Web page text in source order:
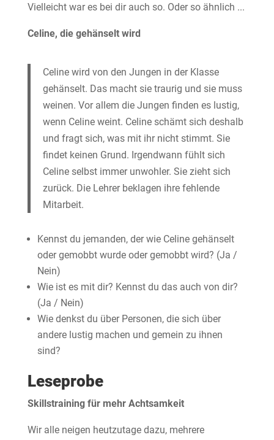
Vielleicht war es bei dir auch so. Oder so ähnlich ...
Celine, die gehänselt wird
Celine wird von den Jungen in der Klasse
gehänselt. Das macht sie traurig und sie muss
weinen. Vor allem die Jungen finden es lustig,
wenn Celine weint. Celine schämt sich deshalb
und fragt sich, was mit ihr nicht stimmt. Sie
findet keinen Grund. Irgendwann fühlt sich
Celine selbst immer unwohler. Sie zieht sich
zurück. Die Lehrer beklagen ihre fehlende
Mitarbeit.
Kennst du jemanden, der wie Celine gehänselt
oder gemobbt wurde oder gemobbt wird? (Ja /
Nein)
Wie ist es mit dir? Kennst du das auch von dir?
(Ja / Nein)
Wie denkst du über Personen, die sich über
andere lustig machen und gemein zu ihnen
sind?
Leseprobe
Skillstraining für mehr Achtsamkeit
Wir alle neigen heutzutage dazu, mehrere